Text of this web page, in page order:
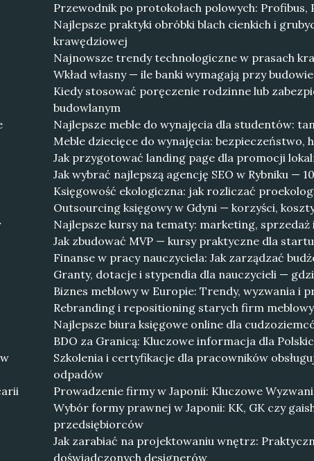
Przewodnik po protokołach polowych: Profibus,
Najlepsze praktyki obróbki blach cienkich i
krawędziowej
Najnowsze trendy technologiczne w prasach
Wkład własny — ile banki wymagają przy
Kiedy stosować poręczenie rodzinne lub
budowlanym
Najlepsze meble do wynajęcia dla studentów:
Meble dziecięce do wynajęcia: bezpieczeństwo,
Jak przygotować landing page dla promocji
Jak wybrać najlepszą agencję SEO w Rybniku —
Księgowość ekologiczna: jak rozliczać
Outsourcing księgowy w Gdyni — korzyści,
Najlepsze kursy na tematy: marketing, sprzedaż
Jak zbudować MVP — kursy praktyczne dla
Finanse w pracy nauczyciela: Jak zarządzać
Granty, dotacje i stypendia dla nauczycieli —
Biznes meblowy w Europie: Trendy, wyzwania i
Rebranding i repositioning starych firm
Najlepsze biura księgowe online dla
BDO za Granicą: Kluczowe informacja dla
Szkolenia i certyfikacje dla pracowników
odpadów
Prowadzenie firmy w Japonii: Kluczowe
Wybór formy prawnej w Japonii: KK, GK czy
przedsiębiorców
Jak zarabiać na projektowaniu wnętrz:
doświadczonych designerów